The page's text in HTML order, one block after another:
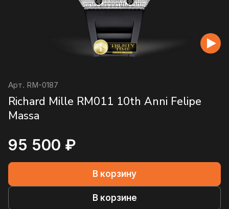
Арт. RM-0187
Richard Mille RM011 10th Anni Felipe
Massa
95 500 ₽
В корзину
В корзине